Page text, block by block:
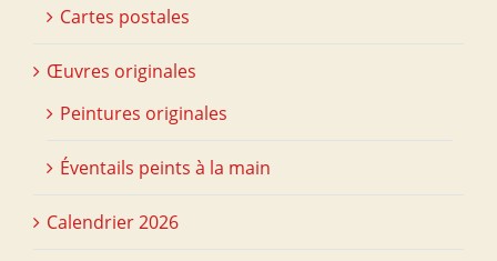
Cartes postales
Œuvres originales
Peintures originales
Éventails peints à la main
Calendrier 2026